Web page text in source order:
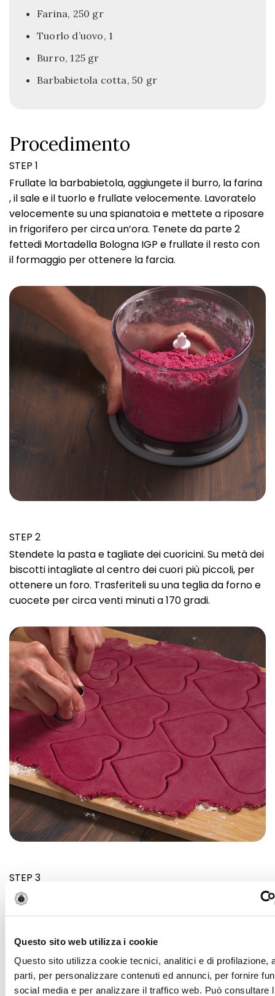
Questo sito web utilizza i cookie
Questo sito utilizza cookie tecnici, analitici e di profilazione,
parti, per personalizzare contenuti ed annunci, per fornire
social media e per analizzare il traffico web. Può consultare
Farina, 250 gr
Tuorlo d’uovo, 1
Burro, 125 gr
Barbabietola cotta, 50 gr
Procedimento
STEP 1
Frullate la barbabietola, aggiungete il burro, la farina
, il sale e il tuorlo e frullate velocemente. Lavoratelo
velocemente su una spianatoia e mettete a riposare
in frigorifero per circa un’ora. Tenete da parte 2
fettedi Mortadella Bologna IGP e frullate il resto con
il formaggio per ottenere la farcia.
STEP 2
Stendete la pasta e tagliate dei cuoricini. Su metà dei
biscotti intagliate al centro dei cuori più piccoli, per
ottenere un foro. Trasferiteli su una teglia da forno e
cuocete per circa venti minuti a 170 gradi.
STEP 3
Lasciateli raffreddare e farcite con la mousse i
cuoricini senza foro. Ritagliate dei cuoricini dalle fette
coprite con i biscotti col foro.